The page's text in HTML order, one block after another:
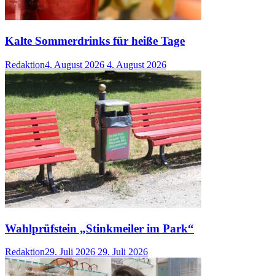
Kalte Sommerdrinks für heiße Tage
Redaktion4. August 2026 4. August 2026
Wahlprüfstein „Stinkmeiler im Park“
Redaktion29. Juli 2026 29. Juli 2026